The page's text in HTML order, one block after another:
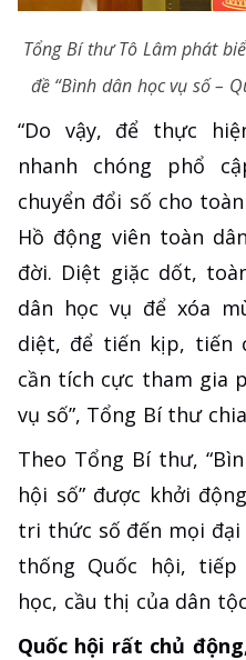
Tổng Bí thư Tô Lâm phát
đề “Bình dân học vụ số –
“Do vậy, để thực
nhanh chóng phổ
chuyển đổi số cho
Hồ động viên toàn
đời. Diệt giặc dốt,
dân học vụ để xóa
diệt, để tiến kịp, tiến
cần tích cực tham gia
vụ số”, Tổng Bí thư
Theo Tổng Bí thư,
hội số” được khởi
tri thức số đến mọi
thống Quốc hội,
học, cầu thị của dân
Quốc hội rất chủ